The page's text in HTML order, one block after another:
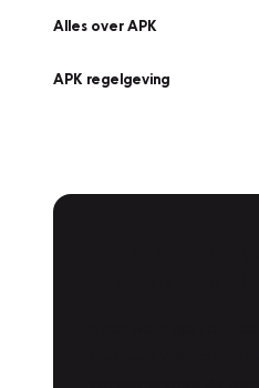
Alles over APK
APK regelgeving